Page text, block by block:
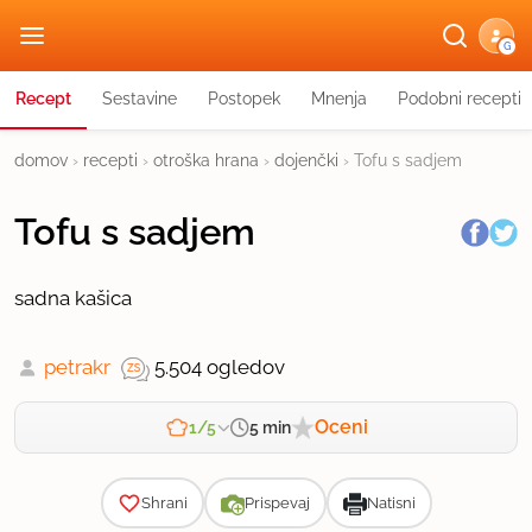
G
Recept Sestavine Postopek Mnenja Podobni recepti
domov › recepti › otroška hrana › dojenčki › Tofu s sadjem
Tofu s sadjem
sadna kašica
petrakr 5.504 ogledov
1/5 5 min Oceni
Shrani Prispevaj Natisni